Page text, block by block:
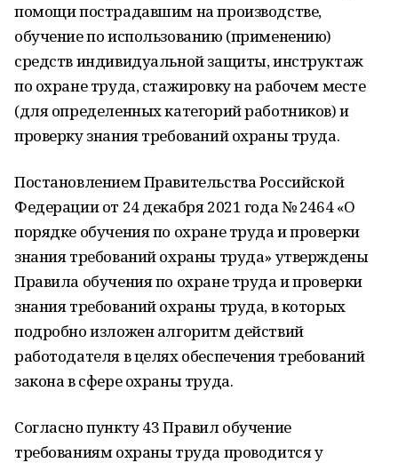
помощи пострадавшим на производстве,
обучение по использованию (применению)
средств индивидуальной защиты, инструктаж
по охране труда, стажировку на рабочем месте
(для определенных категорий работников) и
проверку знания требований охраны труда.
Постановлением Правительства Российской
Федерации от 24 декабря 2021 года № 2464 «О
порядке обучения по охране труда и проверки
знания требований охраны труда» утверждены
Правила обучения по охране труда и проверки
знания требований охраны труда, в которых
подробно изложен алгоритм действий
работодателя в целях обеспечения требований
закона в сфере охраны труда.
Согласно пункту 43 Правил обучение
требованиям охраны труда проводится у